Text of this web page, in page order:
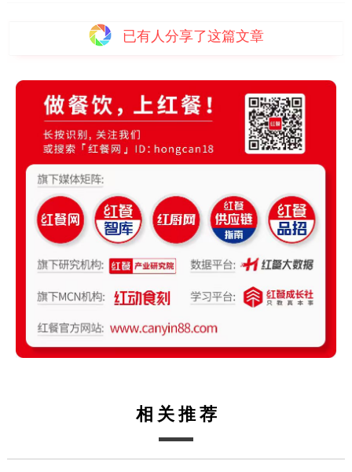
已有人分享了这篇文章
相关推荐